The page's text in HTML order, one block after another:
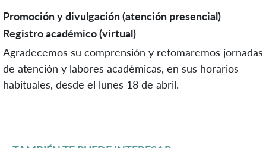
Promoción y divulgación (atención presencial)
Registro académico (virtual)
Agradecemos su comprensión y retomaremos jornadas
de atención y labores académicas, en sus horarios
habituales, desde el lunes 18 de abril.